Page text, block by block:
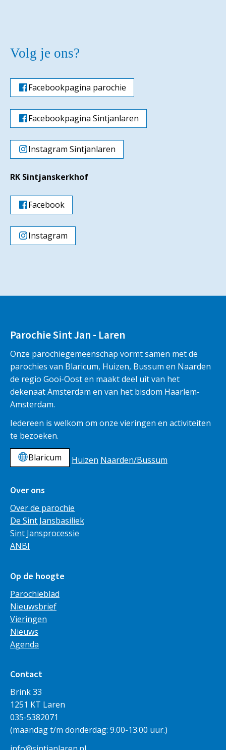
Volg je ons?
Facebookpagina parochie
Facebookpagina Sintjanlaren
Instagram Sintjanlaren
RK Sintjanskerkhof
Facebook
Instagram
Parochie Sint Jan - Laren
Onze parochiegemeenschap vormt samen met de
parochies van Blaricum, Huizen, Bussum en Naarden
de regio Gooi-Oost en maakt deel uit van het
dekenaat Amsterdam en van het bisdom Haarlem-
Amsterdam.
Iedereen is welkom om onze vieringen en activiteiten
te bezoeken.
Blaricum
Huizen Naarden/Bussum
Over ons
Over de parochie
De Sint Jansbasiliek
Sint Jansprocessie
ANBI
Op de hoogte
Parochieblad
Nieuwsbrief
Vieringen
Nieuws
Agenda
Contact
Brink 33
1251 KT Laren
035-5382071
(maandag t/m donderdag: 9.00-13.00 uur.)